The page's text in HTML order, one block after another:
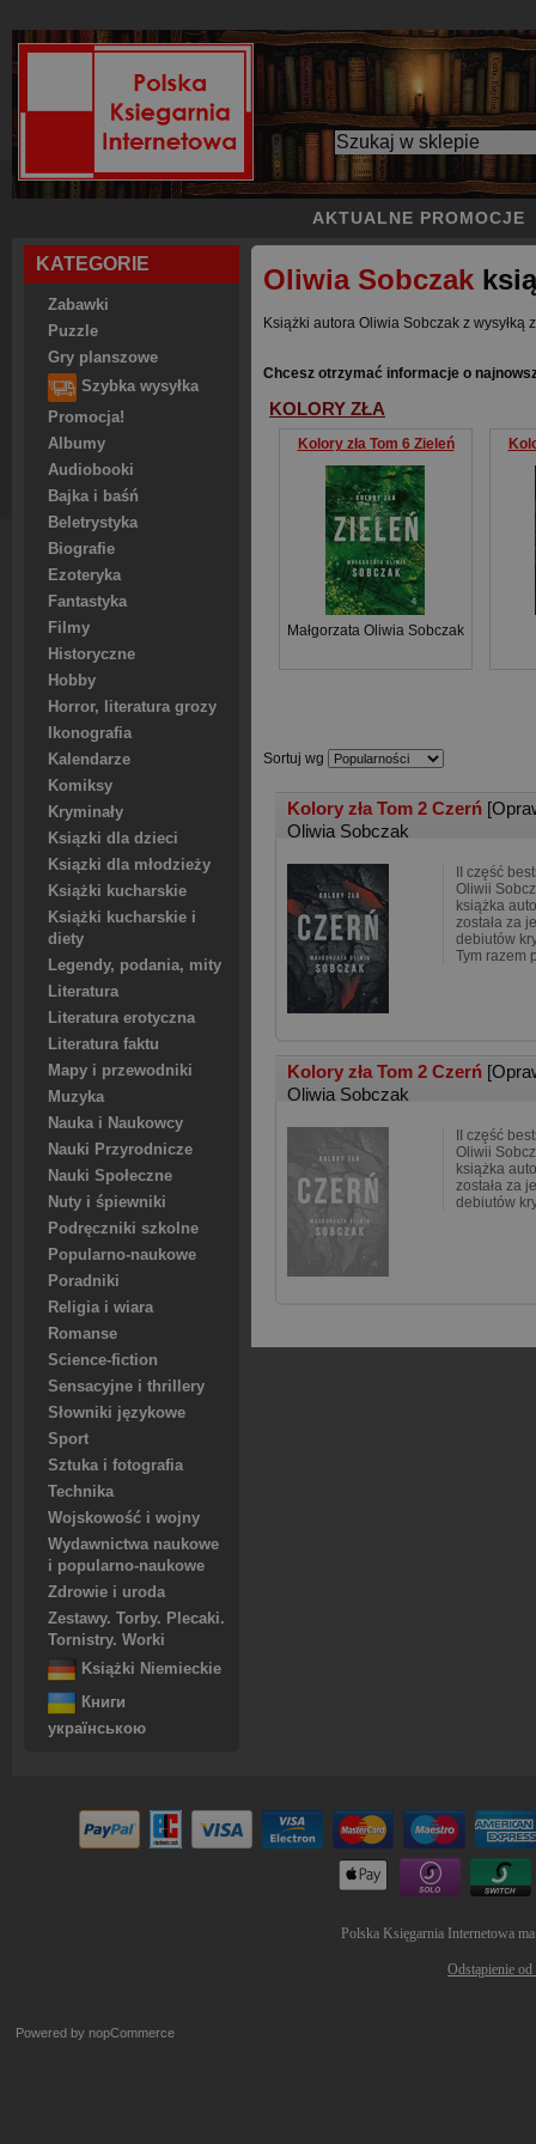
AKTUALNE PROMOCJE
KATEGORIE
Zabawki
Puzzle
Gry planszowe
Szybka wysyłka
Promocja!
Albumy
Audiobooki
Bajka i baśń
Beletrystyka
Biografie
Ezoteryka
Fantastyka
Filmy
Historyczne
Hobby
Horror, literatura grozy
Ikonografia
Kalendarze
Komiksy
Kryminały
Ksiązki dla dzieci
Ksiązki dla młodzieży
Książki kucharskie
Książki kucharskie i
diety
Legendy, podania, mity
Literatura
Literatura erotyczna
Literatura faktu
Mapy i przewodniki
Muzyka
Nauka i Naukowcy
Nauki Przyrodnicze
Nauki Społeczne
Nuty i śpiewniki
Podręczniki szkolne
Popularno-naukowe
Poradniki
Religia i wiara
Romanse
Science-fiction
Sensacyjne i thrillery
Słowniki językowe
Sport
Sztuka i fotografia
Technika
Wojskowość i wojny
Wydawnictwa naukowe
i popularno-naukowe
Zdrowie i uroda
Zestawy. Torby. Plecaki.
Tornistry. Worki
Książki Niemieckie
Книги
українською
Oliwia Sobczak
Książki autora Oliwia Sobczak z wysyłką
Chcesz otrzymać informacje o
KOLORY ZŁA
Kolory zła Tom 6 Zieleń
Małgorzata Oliwia Sobczak
Sortuj wg
Kolory zła Tom 2 Czerń
Oliwia Sobczak
II część
Oliwii
książka
została za
debiutów
Tym razem
Kolory zła Tom 2 Czerń
Oliwia Sobczak
II część
Oliwii
książka
została za
debiutów
Polska Księgarnia Internetowa
Odstąpienie
Powered by nopCommerce